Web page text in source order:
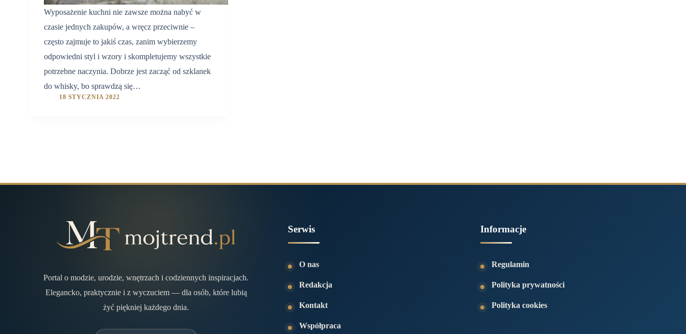
Wyposażenie kuchni nie zawsze można nabyć w
czasie jednych zakupów, a wręcz przeciwnie –
często zajmuje to jakiś czas, zanim wybierzemy
odpowiedni styl i wzory i skompletujemy wszystkie
potrzebne naczynia. Dobrze jest zacząć od szklanek
do whisky, bo sprawdzą się…
18 STYCZNIA 2022
Portal o modzie, urodzie, wnętrzach i codziennych inspiracjach.
Elegancko, praktycznie i z wyczuciem — dla osób, które lubią
żyć piękniej każdego dnia.
Serwis
O nas
Redakcja
Kontakt
Współpraca
Informacje
Regulamin
Polityka prywatności
Polityka cookies